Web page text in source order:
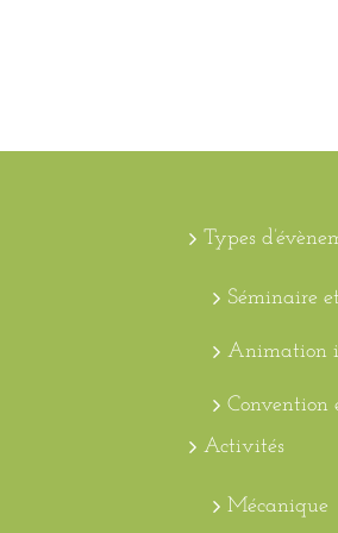
Types
Séminaire
Animation
Convention
Activités
Mécanique